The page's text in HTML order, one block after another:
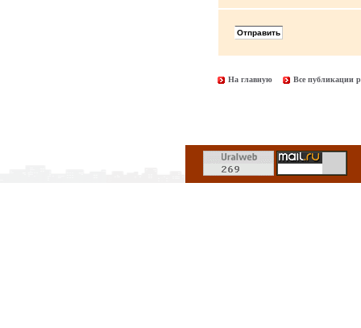
На главную Все публикации